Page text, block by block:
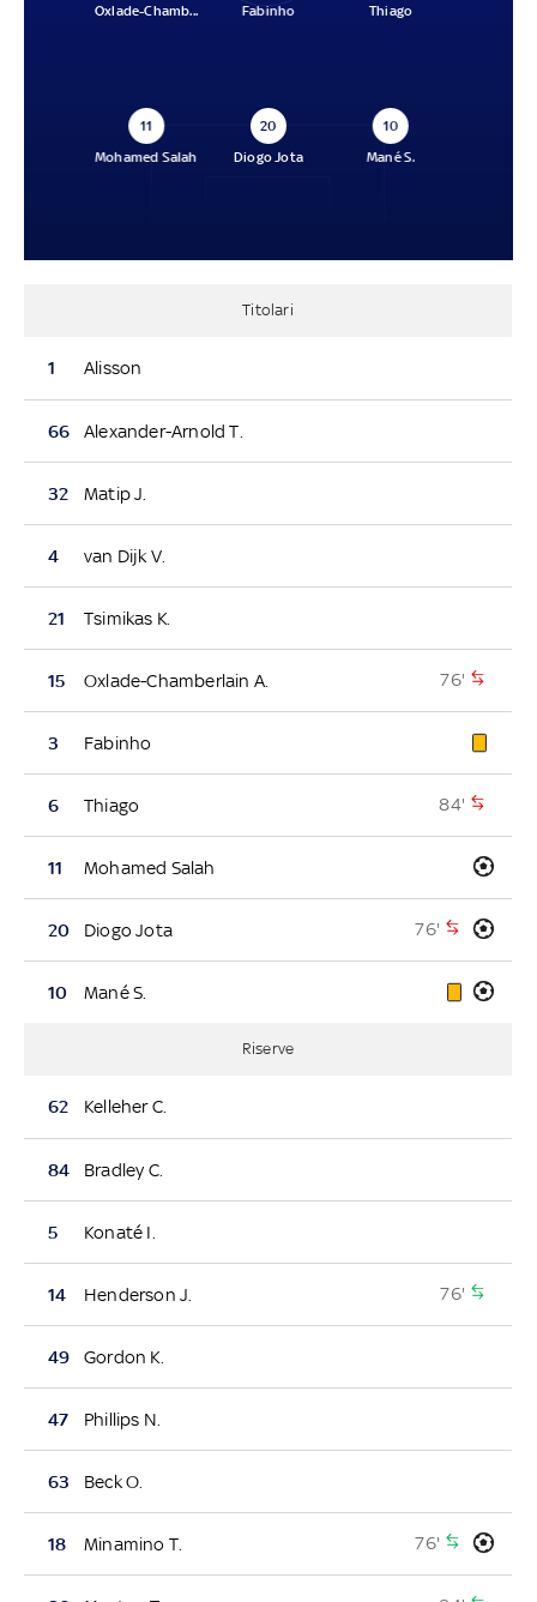
Oxlade-Chamb...
Fabinho
Thiago
11
Mohamed Salah
20
Diogo Jota
10
Mané S.
Titolari
1 Alisson
66 Alexander-Arnold T.
32 Matip J.
4 van Dijk V.
21 Tsimikas K.
15 Oxlade-Chamberlain A. 76'
3 Fabinho
6 Thiago 84'
11 Mohamed Salah
20 Diogo Jota 76'
10 Mané S.
Riserve
62 Kelleher C.
84 Bradley C.
5 Konaté I.
14 Henderson J. 76'
49 Gordon K.
47 Phillips N.
63 Beck O.
18 Minamino T. 76'